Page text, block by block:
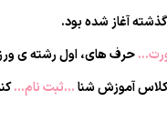
آغاز شده بود.
حرف های، اول رشته ی
آموزش شنا…ثبت نام…